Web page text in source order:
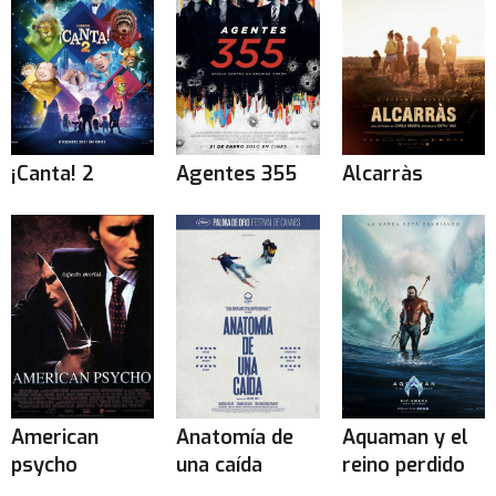
¡Canta! 2 Agentes 355 Alcarràs
American
psycho
Anatomía de
una caída
Aquaman y el
reino perdido